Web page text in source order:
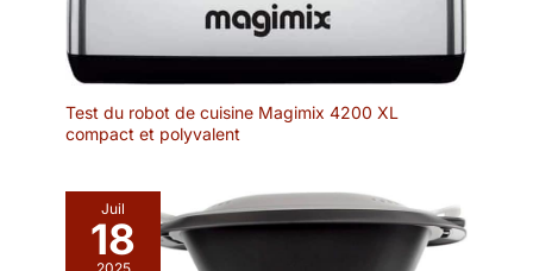
Test du robot de cuisine Magimix 4200 XL
compact et polyvalent
Juil
18